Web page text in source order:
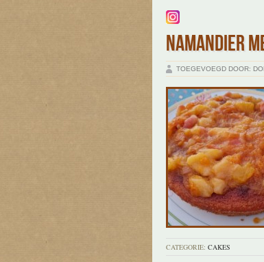
NAMANDIER
TOEGEVOEGD DOOR:
CATEGORIE: CAKES